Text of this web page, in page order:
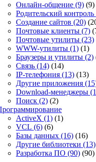
Онлайн-общение (9) (9)
Родительский контроль
Создание сайтов (20)
Почтовые клиенты (7)
Почтовые утилиты (23)
WWW-утилиты (1) (1)
Браузеры и утилиты (2)
Связь (14) (14)
IP-телефония (13) (13)
Другие приложения
Download-менеджеры
Поиск (2) (2)
ActiveX (1) (1)
VCL (6) (6)
Базы данных (16) (16)
Другие библиотеки (13)
Разработка ПО (90) (90)